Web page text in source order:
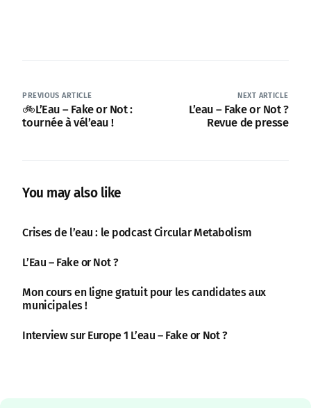
PREVIOUS ARTICLE
🚲L’Eau – Fake or Not :
tournée à vél’eau !
NEXT ARTICLE
L’eau – Fake or Not ?
Revue de presse
You may also like
Crises de l’eau : le podcast Circular Metabolism
L’Eau – Fake or Not ?
Mon cours en ligne gratuit pour les candidates aux
municipales !
Interview sur Europe 1 L’eau – Fake or Not ?